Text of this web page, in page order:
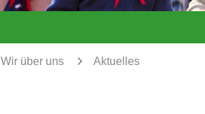
Wir über uns Aktuelles